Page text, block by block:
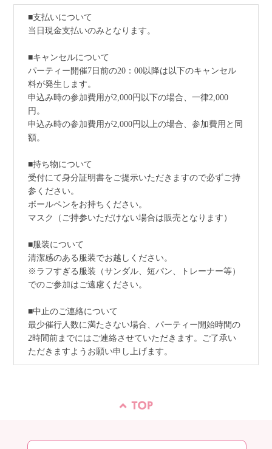
■支払いについて
当日現金支払いのみとなります。
■キャンセルについて
パーティー開催7日前の20：00以降は以下のキャンセル
料が発生します。
申込み時の参加費用が2,000円以下の場合、一律2,000
円。
申込み時の参加費用が2,000円以上の場合、参加費用と同
額。
■持ち物について
受付にて身分証明書をご提示いただきますので必ずご持
参ください。
ボールペンをお持ちください。
マスク（ご持参いただけない場合は販売となります）
■服装について
清潔感のある服装でお越しください。
※ラフすぎる服装（サンダル、短パン、トレーナー等）
でのご参加はご遠慮ください。
■中止のご連絡について
最少催行人数に満たさない場合、パーティー開始時間の
2時間前までにはご連絡させていただきます。ご了承い
ただきますようお願い申し上げます。